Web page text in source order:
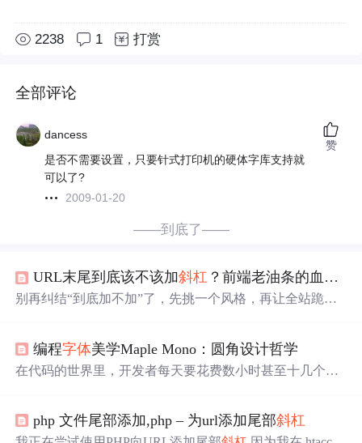
2238 1 打赏
全部评论
dancess
是否不需要设置，只要针式打印机的硬体字库支持就
可以了?
2009-01-20
赞
——到底了——
URL末尾到底该不该加斜杠 ？前端老油条的血泪经验
别再纠结“到底加不加”了，先挑一个风格，再让全站跪着
迎来到我的博客，很高兴能够在这里和您见面！希望您在
这里可以感受到一份轻松愉快的氛围，不仅可以获得有趣
历过睿智产品的折磨导致脱发之后，励志要翻身农奴把歌
唱，一边打入敌人内部一边持续提升自己，为我们广大开
编程字体美学Maple Mono：圆角设计哲学
在代码的世界里，开发者每天要花费数小时甚至十几个小
验。传统的等宽字体往往过于机械和生硬，而Maple Mono
通过其独特的圆角设计哲学，为编程字体 美学带来了革命
php 文件尾部添加,php – 为url添加尾部斜杠